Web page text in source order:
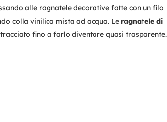
alle ragnatele decorative fatte con un filo
colla vinilica mista ad acqua. Le ragnatele di
fino a farlo diventare quasi trasparente.